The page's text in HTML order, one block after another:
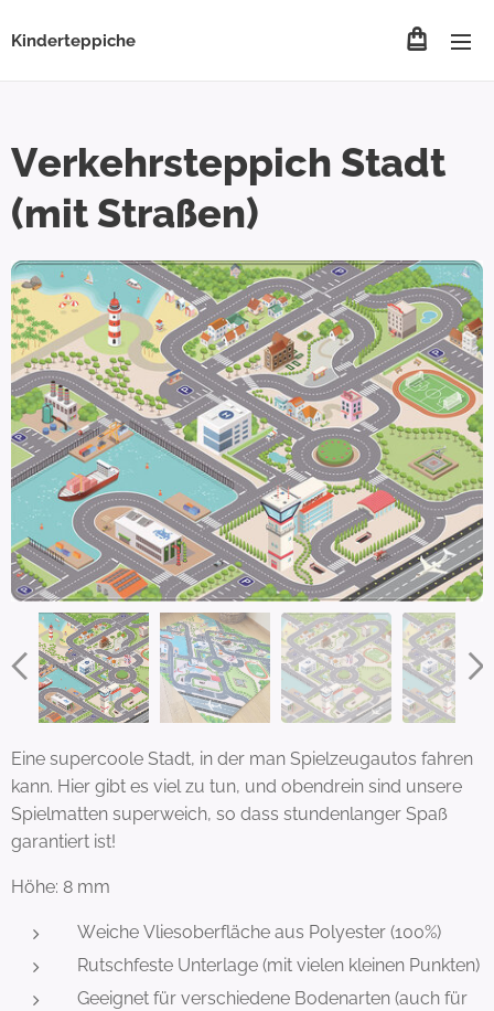
Kinderteppiche
Verkehrsteppich Stadt
(mit Straßen)
Eine supercoole Stadt, in der man Spielzeugautos fahren
kann. Hier gibt es viel zu tun, und obendrein sind unsere
Spielmatten superweich, so dass stundenlanger Spaß
garantiert ist!
Höhe: 8 mm
Weiche Vliesoberfläche aus Polyester (100%)
Rutschfeste Unterlage (mit vielen kleinen Punkten)
Geeignet für verschiedene Bodenarten (auch für